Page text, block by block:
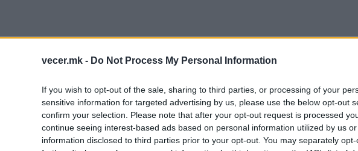
vecer.mk - Do Not Process My Personal Information
If you wish to opt-out of the sale, sharing to third parties, or processing of your
sensitive information for targeted advertising by us, please use the below opt-out
confirm your selection. Please note that after your opt-out request is processed
continue seeing interest-based ads based on personal information utilized by us
information disclosed to third parties prior to your opt-out. You may separately